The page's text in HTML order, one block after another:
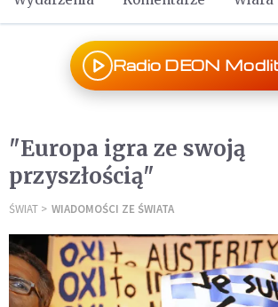
Radio DEON
"Europa igra ze swoją
przyszłością"
ŚWIAT WIADOMOŚCI ZE ŚWIATA